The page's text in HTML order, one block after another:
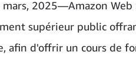
2025—Amazon Web
supérieur public
afin d'offrir un cours de